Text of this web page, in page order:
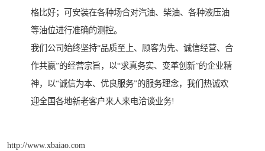
格比好；可安装在各种场合对汽油、柴油、各种液压油
等油位进行准确的测控。
我们公司始终坚持“品质至上、顾客为先、诚信经营、合
作共赢”的经营宗旨，以“求真务实、变革创新”的企业精
神，以“诚信为本、优良服务”的服务理念，我们热诚欢
迎全国各地新老客户来人来电洽谈业务!
http://www.xbaiao.com